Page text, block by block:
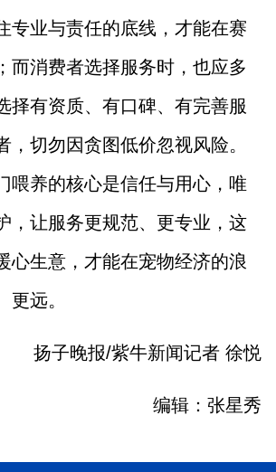
专业与责任的底线，才能在赛
而消费者选择服务时，也应多
择有资质、有口碑、有完善服
，切勿因贪图低价忽视风险。
喂养的核心是信任与用心，唯
，让服务更规范、更专业，这
心生意，才能在宠物经济的浪
更远。
扬子晚报/紫牛新闻记者 徐悦
编辑：张星秀